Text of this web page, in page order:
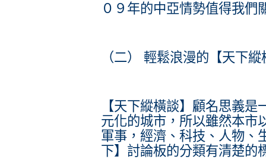
０９年的中亞情勢值得我們
（二） 輕鬆浪漫的【天下
【天下縱橫談】顧名思義
元化的城市，所以雖然本市
軍事，經濟、科技、人物、
下】討論板的分類有清楚的